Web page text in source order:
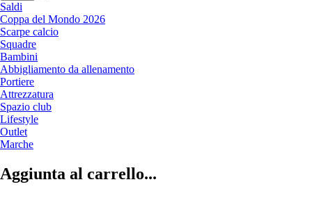
Saldi
Coppa del Mondo 2026
Scarpe calcio
Squadre
Bambini
Abbigliamento da allenamento
Portiere
Attrezzatura
Spazio club
Lifestyle
Outlet
Marche
Aggiunta al carrello...